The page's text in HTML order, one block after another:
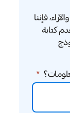
فإننا
كتابة